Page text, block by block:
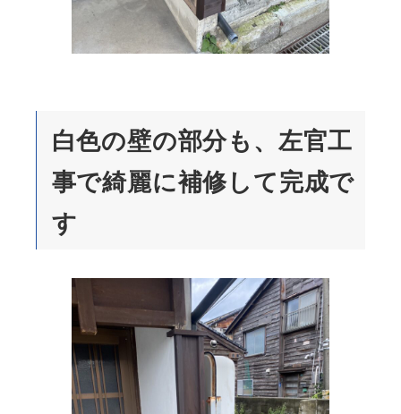
白色の壁の部分も、左官工
事で綺麗に補修して完成で
す